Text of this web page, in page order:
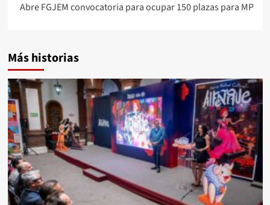
Abre FGJEM convocatoria para ocupar 150 plazas para MP
Más historias